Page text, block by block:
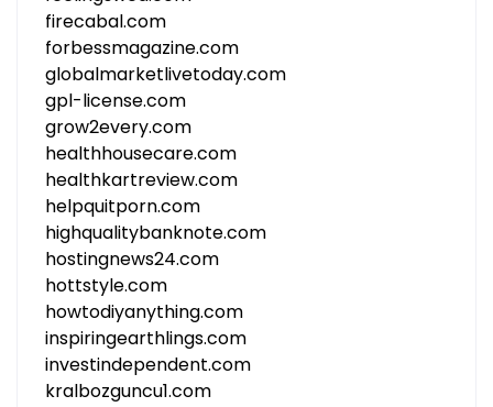
firecabal.com
forbessmagazine.com
globalmarketlivetoday.com
gpl-license.com
grow2every.com
healthhousecare.com
healthkartreview.com
helpquitporn.com
highqualitybanknote.com
hostingnews24.com
hottstyle.com
howtodiyanything.com
inspiringearthlings.com
investindependent.com
kralbozguncu1.com